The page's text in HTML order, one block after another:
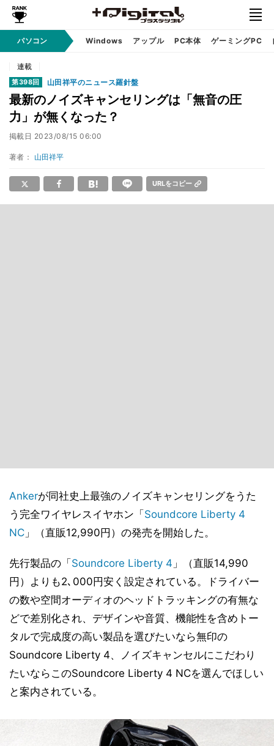
パソコン Windows アップル PC本体 ゲーミングPC
連載
第398回 山田祥平のニュース羅針盤
最新のノイズキャンセリングは「無音の圧
力」が無くなった？
掲載日 2023/08/15 06:00
著者： 山田祥平
URLをコピー
Ankerが同社史上最強のノイズキャンセリングをうた
う完全ワイヤレスイヤホン「 Soundcore Liberty 4
NC 」（直販12,990円）の発売を開始した。
先行製品の「 Soundcore Liberty 4 」（直販14,990
円）よりも2､000円安く設定されている。ドライバー
の数や空間オーディオのヘッドトラッキングの有無な
どで差別化され、デザインや音質、機能性を含めトー
タルで完成度の高い製品を選びたいなら無印の
Soundcore Liberty 4、ノイズキャンセルにこだわり
たいならこのSoundcore Liberty 4 NCを選んでほしい
と案内されている。